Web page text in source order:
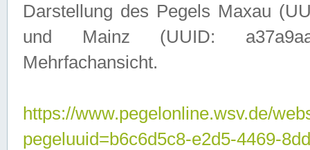
Darstellung des Pegels Maxau
und Mainz (UUID:
Mehrfachansicht.
https://www.pegelonline.wsv.de/
pegeluuid=b6c6d5c8-e2d5-4469-